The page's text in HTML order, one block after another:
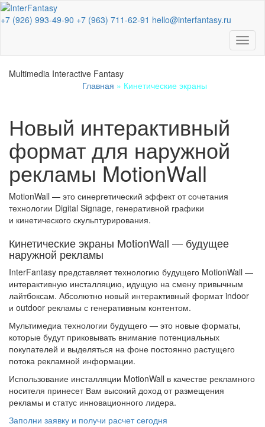
+7 (926) 993-49-90 +7 (963) 711-62-91 hello@interfantasy.ru
Multimedia Interactive Fantasy
Главная » Кинетические экраны
Новый интерактивный
формат для наружной
рекламы MotionWall
MotionWall — это синергетический эффект от сочетания
технологии Digital Signage, генеративной графики
и кинетического скульптурирования.
Кинетические экраны MotionWall — будущее
наружной рекламы
InterFantasy представляет технологию будущего MotionWall —
интерактивную инсталляцию, идущую на смену привычным
лайтбоксам. Абсолютно новый интерактивный формат indoor
и outdoor рекламы с генеративным контентом.
Мультимедиа технологии будущего — это новые форматы,
которые будут приковывать внимание потенциальных
покупателей и выделяться на фоне постоянно растущего
потока рекламной информации.
Использование инсталляции MotionWall в качестве рекламного
носителя принесет Вам высокий доход от размещения
рекламы и статус инновационного лидера.
Заполни заявку и получи расчет сегодня